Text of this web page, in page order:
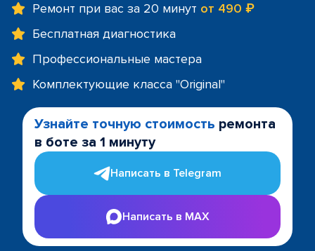
Ремонт при вас за 20 минут от 490 ₽
Бесплатная диагностика
Профессиональные мастера
Комплектующие класса "Original"
Узнайте точную стоимость ремонта
в боте за 1 минуту
Написать в Telegram
Написать в MAX